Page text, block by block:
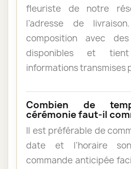
fleuriste de notre
l’adresse de
composition avec
disponibles et
informations transmises
Combien de
cérémonie faut-il
Il est préférable de
date et l’horaire
commande anticipée